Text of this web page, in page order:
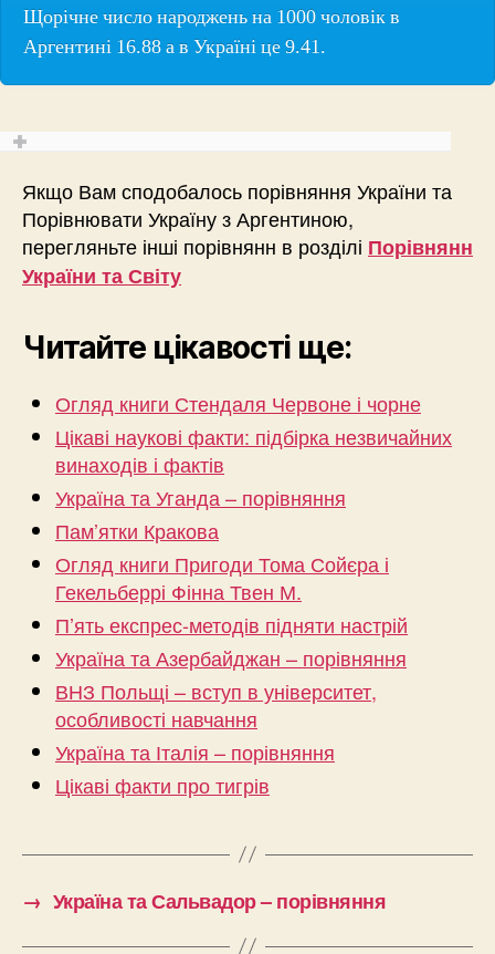
Щорічне число народжень на 1000 чоловік в
Аргентині 16.88 а в Україні це 9.41.
Якщо Вам сподобалось порівняння України та
Порівнювати Україну з Аргентиною,
перегляньте інші порівнянн в розділі Порівнянн
України та Світу
Читайте цікавості ще:
Огляд книги Стендаля Червоне і чорне
Цікаві наукові факти: підбірка незвичайних
винаходів і фактів
Україна та Уганда – порівняння
Пам’ятки Кракова
Огляд книги Пригоди Тома Сойєра і
Гекельберрі Фінна Твен М.
П’ять експрес-методів підняти настрій
Україна та Азербайджан – порівняння
ВНЗ Польщі – вступ в університет,
особливості навчання
Україна та Італія – порівняння
Цікаві факти про тигрів
→ Україна та Сальвадор – порівняння